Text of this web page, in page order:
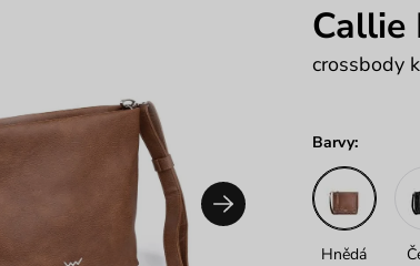
Callie
crossbody
Barvy:
Hnědá